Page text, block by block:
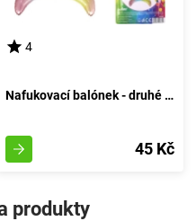
4
Nafukovací balónek - druhé číslo duhy
45 Kč
produkty